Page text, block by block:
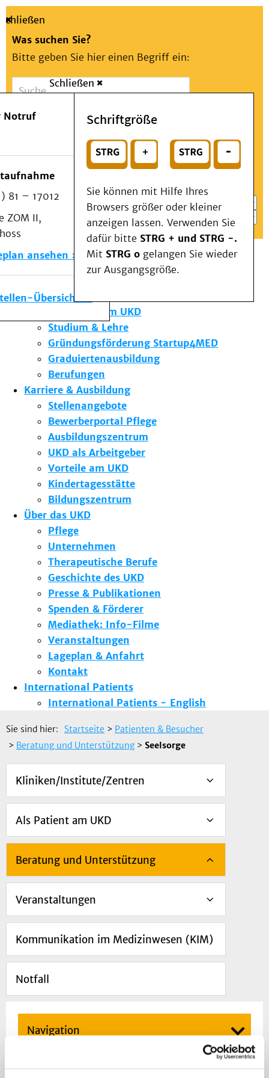
Suche
Schließen
Was suchen Sie?
Bitte geben Sie hier einen Begriff ein:
Suchen
oder
Wählen Sie ein Thema für Ihren Schnelleinstieg
Notfall
Schließen
Notruf
81 – 17012
ZOM II,
ansehen
Übersicht
Schriftgröße
Sie können mit Hilfe Ihres
Browsers größer oder kleiner
anzeigen lassen. Verwenden Sie
dafür bitte STRG + und STRG -.
Mit STRG o gelangen Sie wieder
zur Ausgangsgröße.
Menü
Patienten & Besucher
Kliniken/Institute/Zentren
Als Patient am UKD
Beratung und Unterstützung
Veranstaltungen
Kommunikation im Medizinwesen (KIM)
Notfall
Forschung & Lehre
Die Institute des UKD
Forschung am UKD
Studium & Lehre
Gründungsförderung Startup4MED
Graduiertenausbildung
Berufungen
Karriere & Ausbildung
Stellenangebote
Bewerberportal Pflege
Ausbildungszentrum
UKD als Arbeitgeber
Vorteile am UKD
Kindertagesstätte
Bildungszentrum
Über das UKD
Pflege
Unternehmen
Therapeutische Berufe
Geschichte des UKD
Presse & Publikationen
Spenden & Förderer
Mediathek: Info-Filme
Veranstaltungen
Lageplan & Anfahrt
Kontakt
International Patients
International Patients - English
Sie sind hier: Startseite > Patienten & Besucher
> Beratung und Unterstützung> Seelsorge
Kliniken/Institute/Zentren
Als Patient am UKD
Beratung und Unterstützung
Veranstaltungen
Kommunikation im Medizinwesen (KIM)
Notfall
Navigation